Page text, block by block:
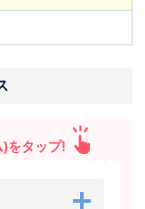
をタップ!